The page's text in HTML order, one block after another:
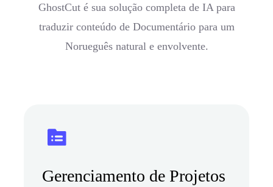
GhostCut é sua solução completa de IA para
traduzir conteúdo de Documentário para um
Norueguês natural e envolvente.
Gerenciamento de Projetos